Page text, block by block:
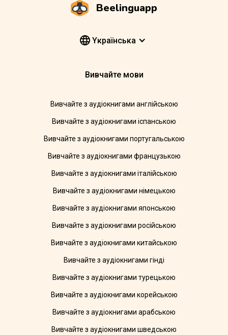
Beelinguapp
Yкраїнська
Вивчайте мови
Вивчайте з аудіокнигами англійською
Вивчайте з аудіокнигами іспанською
Вивчайте з аудіокнигами португальською
Вивчайте з аудіокнигами французькою
Вивчайте з аудіокнигами італійською
Вивчайте з аудіокнигами німецькою
Вивчайте з аудіокнигами японською
Вивчайте з аудіокнигами російською
Вивчайте з аудіокнигами китайською
Вивчайте з аудіокнигами гінді
Вивчайте з аудіокнигами турецькою
Вивчайте з аудіокнигами корейською
Вивчайте з аудіокнигами арабською
Вивчайте з аудіокнигами шведською